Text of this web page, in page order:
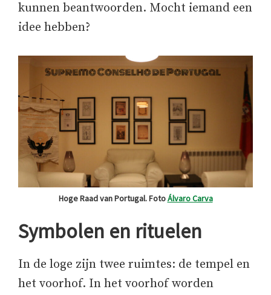
kunnen beantwoorden. Mocht iemand een
idee hebben?
Hoge Raad van Portugal. FotoÁlvaro Carva
Symbolen en rituelen
In de loge zijn twee ruimtes: de tempel en
het voorhof. In het voorhof worden